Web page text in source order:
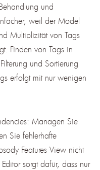
und
weil der Model
Multiplizität von Tags
Finden von Tags in
und Sortierung
erfolgt mit nur wenigen
Managen Sie
Sie fehlerhafte
Features View nicht
sorgt dafür, dass nur